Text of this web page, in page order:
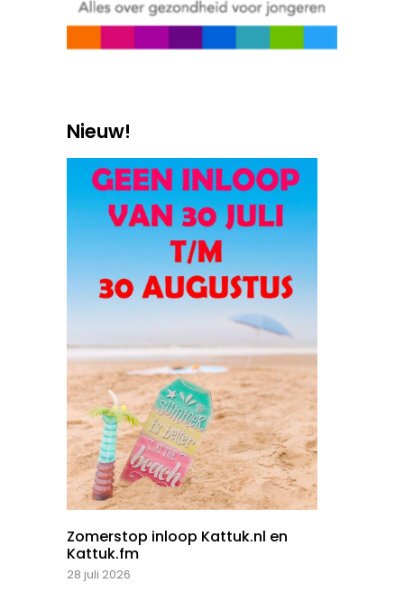
Nieuw!
Zomerstop inloop Kattuk.nl en
Kattuk.fm
28 juli 2026